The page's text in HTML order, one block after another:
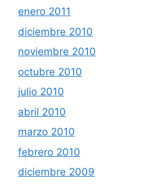
enero 2011
diciembre 2010
noviembre 2010
octubre 2010
julio 2010
abril 2010
marzo 2010
febrero 2010
diciembre 2009